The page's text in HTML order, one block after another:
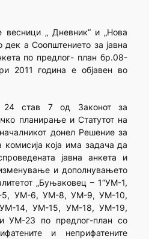
„ Дневник“ и „Нова
дек а Соопштението за јавна
по предлог- план бр.08-
2011 година е објавен во
став 7 од Законот за
планирање и Статутот на
донел Решение за
која има задача да
јавна анкета и
и дополнувањето
„Буњаковец – 1“УМ-1,
УМ-6, УМ-8, УМ-9, УМ-10,
14, УМ-15, УМ-18, УМ-19,
23 по предлог-план со
и неприфатените